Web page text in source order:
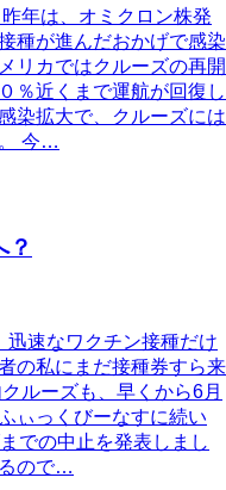
年は、オミクロン株発
種が進んだおかげで感染
リカではクルーズの再開
％近くまで運航が回復し
染拡大で、クルーズには
今…
？
速なワクチン接種だけ
の私にまだ接種券すら来
ルーズも、早くから6月
ぃっくびーなすに続い
での中止を発表しまし
ので…